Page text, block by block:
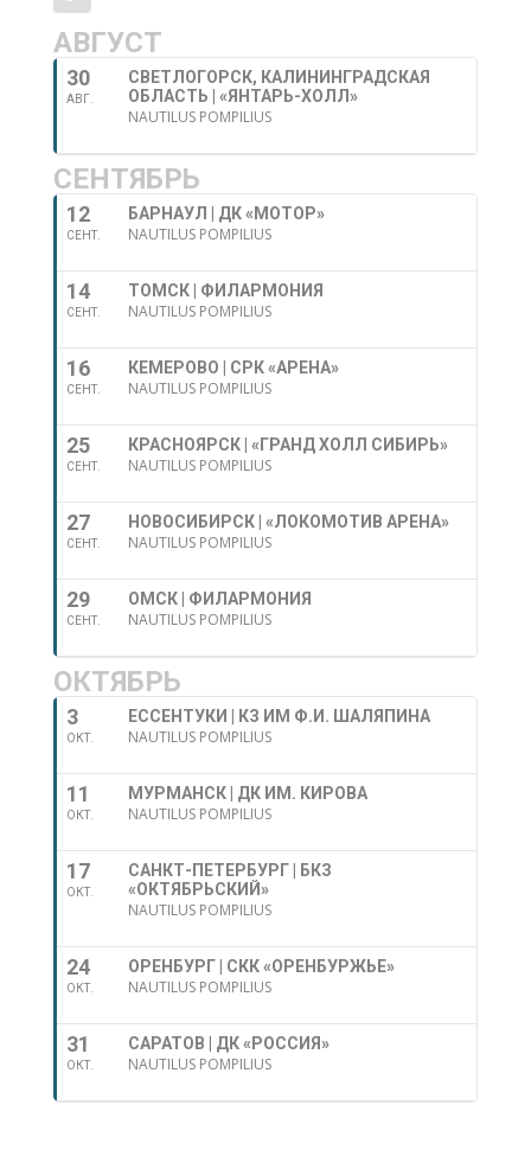
АВГУСТ
30
АВГ.
СВЕТЛОГОРСК, КАЛИНИНГРАДСКАЯ
ОБЛАСТЬ | «ЯНТАРЬ-ХОЛЛ»
NAUTILUS POMPILIUS
СЕНТЯБРЬ
12
СЕНТ.
БАРНАУЛ | ДК «МОТОР»
NAUTILUS POMPILIUS
14
СЕНТ.
ТОМСК | ФИЛАРМОНИЯ
NAUTILUS POMPILIUS
16
СЕНТ.
КЕМЕРОВО | СРК «АРЕНА»
NAUTILUS POMPILIUS
25
СЕНТ.
КРАСНОЯРСК | «ГРАНД ХОЛЛ СИБИРЬ»
NAUTILUS POMPILIUS
27
СЕНТ.
НОВОСИБИРСК | «ЛОКОМОТИВ АРЕНА»
NAUTILUS POMPILIUS
29
СЕНТ.
ОМСК | ФИЛАРМОНИЯ
NAUTILUS POMPILIUS
ОКТЯБРЬ
3
ОКТ.
ЕССЕНТУКИ | КЗ ИМ Ф.И. ШАЛЯПИНА
NAUTILUS POMPILIUS
11
ОКТ.
МУРМАНСК | ДК ИМ. КИРОВА
NAUTILUS POMPILIUS
17
ОКТ.
САНКТ-ПЕТЕРБУРГ | БКЗ
«ОКТЯБРЬСКИЙ»
NAUTILUS POMPILIUS
24
ОКТ.
ОРЕНБУРГ | СКК «ОРЕНБУРЖЬЕ»
NAUTILUS POMPILIUS
31
ОКТ.
САРАТОВ | ДК «РОССИЯ»
NAUTILUS POMPILIUS